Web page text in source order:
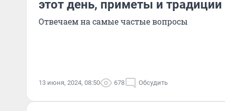
этот день, приметы и традиции
Отвечаем на самые частые вопросы
13 июня, 2024, 08:50 678 Обсудить